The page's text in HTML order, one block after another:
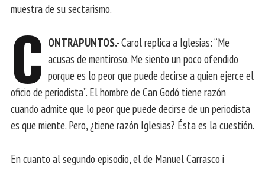
muestra de su sectarismo.
C ONTRAPUNTOS.-Carol replica a Iglesias: “Me
acusas de mentiroso. Me siento un poco ofendido
porque es lo peor que puede decirse a quien ejerce el
oficio de periodista”. El hombre de Can Godó tiene razón
cuando admite que lo peor que puede decirse de un periodista
es que miente. Pero, ¿tiene razón Iglesias? Ésta es la cuestión.
En cuanto al segundo episodio, el de Manuel Carrasco i